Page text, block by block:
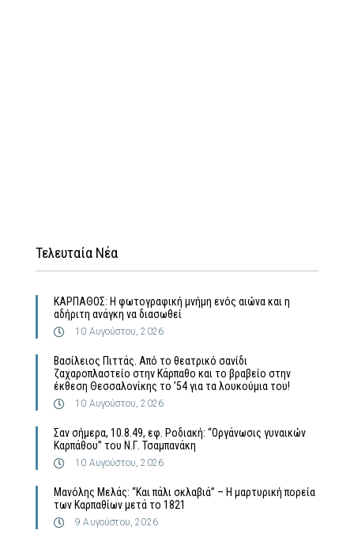
Τελευταία Νέα
ΚΑΡΠΑΘΟΣ: Η φωτογραφική μνήμη ενός αιώνα και η
αδήριτη ανάγκη να διασωθεί
10 Αυγούστου, 2026
Βασίλειος Πιττάς. Από το θεατρικό σανίδι
ζαχαροπλαστείο στην Κάρπαθο και το βραβείο στην
έκθεση Θεσσαλονίκης το ’54 για τα λουκούμια του!
10 Αυγούστου, 2026
Σαν σήμερα, 10.8.49, εφ. Ροδιακή: “Οργάνωσις γυναικών
Καρπάθου” του Ν.Γ. Τσαμπανάκη
10 Αυγούστου, 2026
Μανόλης Μελάς: “Και πάλι σκλαβιά” – Η μαρτυρική πορεία
των Καρπαθίων μετά το 1821
9 Αυγούστου, 2026